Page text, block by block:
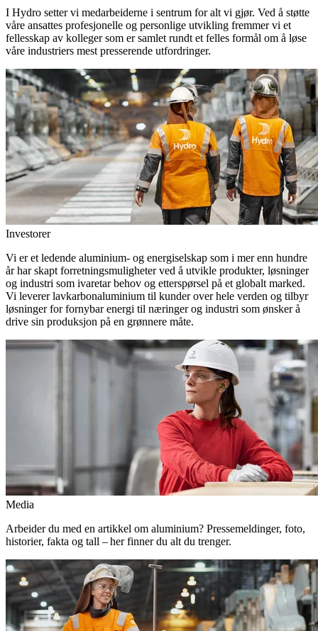
I Hydro setter vi medarbeiderne i sentrum for alt vi gjør. Ved å støtte
våre ansattes profesjonelle og personlige utvikling fremmer vi et
fellesskap av kolleger som er samlet rundt et felles formål om å løse
våre industriers mest presserende utfordringer.
Investorer
Vi er et ledende aluminium- og energiselskap som i mer enn hundre
år har skapt forretningsmuligheter ved å utvikle produkter, løsninger
og industri som ivaretar behov og etterspørsel på et globalt marked.
Vi leverer lavkarbonaluminium til kunder over hele verden og tilbyr
løsninger for fornybar energi til næringer og industri som ønsker å
drive sin produksjon på en grønnere måte.
Media
Arbeider du med en artikkel om aluminium? Pressemeldinger, foto,
historier, fakta og tall – her finner du alt du trenger.